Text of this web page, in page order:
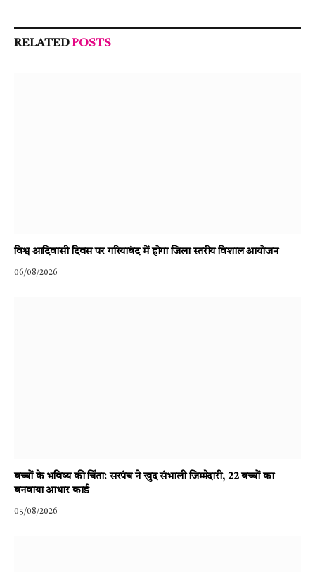
RELATEDPOSTS
विश्व आदिवासी दिवस पर गरियाबंद में होगा जिला स्तरीय विशाल आयोजन
06/08/2026
बच्चों के भविष्य की चिंता: सरपंच ने खुद संभाली जिम्मेदारी, 22 बच्चों का
बनवाया आधार कार्ड
05/08/2026